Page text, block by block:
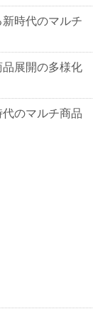
時代のマルチ
展開の多様化
のマルチ商品